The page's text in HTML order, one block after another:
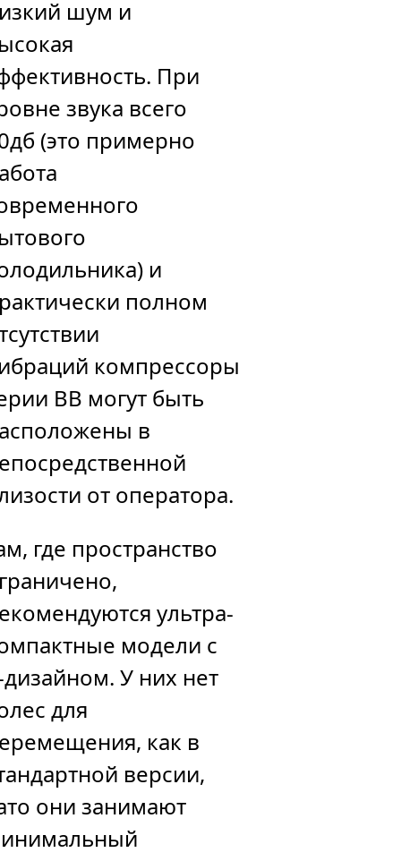
шум и
При
звука всего
(это примерно
и
полном
компрессоры
BB могут быть
в
от оператора.
где пространство
ультра-
модели с
дизайном. У них нет
для
как в
версии,
они занимают